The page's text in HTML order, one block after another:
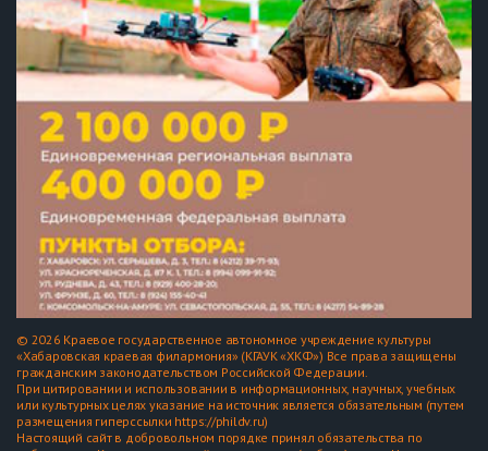
© 2026 Краевое государственное автономное учреждение культуры
«Хабаровская краевая филармония» (КГАУК «ХКФ») Все права защищены
гражданским законодательством Российской Федерации.
При цитировании и использовании в информационных, научных, учебных
или культурных целях указание на источник является обязательным (путем
размещения гиперссылки https://phildv.ru)
Настоящий сайт в добровольном порядке принял обязательства по